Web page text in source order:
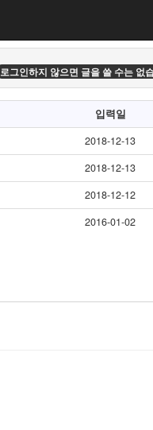
로그인하지 않으면 글을 쓸 수는 없
입력일
2018-12-13
2018-12-13
2018-12-12
2016-01-02